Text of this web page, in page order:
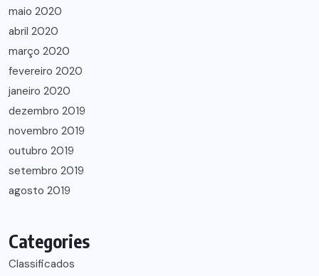
maio 2020
abril 2020
março 2020
fevereiro 2020
janeiro 2020
dezembro 2019
novembro 2019
outubro 2019
setembro 2019
agosto 2019
Categories
Classificados